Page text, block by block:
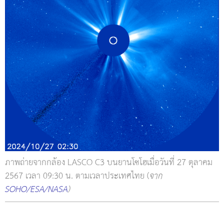
ภาพถ่ายจากกล้อง LASCO C3 บนยานโซโฮเมื่อวันที่ 27 ตุลาคม
2567 เวลา 09:30 น. ตามเวลาประเทศไทย (จาก
SOHO/ESA/NASA)